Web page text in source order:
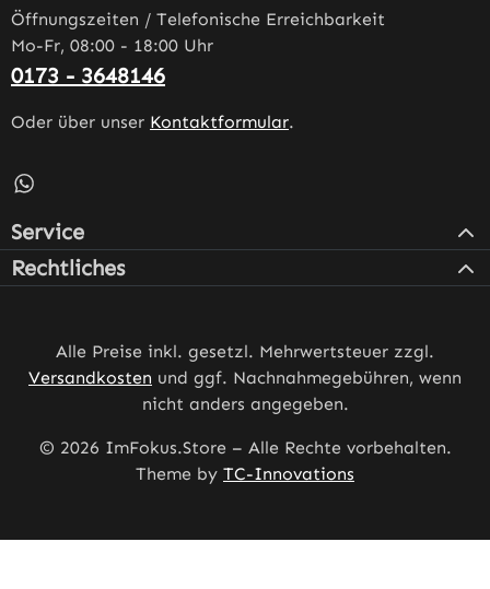
Öffnungszeiten / Telefonische Erreichbarkeit
Mo-Fr, 08:00 - 18:00 Uhr
0173 - 3648146
Oder über unser Kontaktformular.
Schreib uns auf WhatsApp – öffnet in neuem Tab
Service
Rechtliches
Alle Preise inkl. gesetzl. Mehrwertsteuer zzgl.
Versandkosten und ggf. Nachnahmegebühren, wenn
nicht anders angegeben.
© 2026 ImFokus.Store – Alle Rechte vorbehalten.
Theme by TC-Innovations